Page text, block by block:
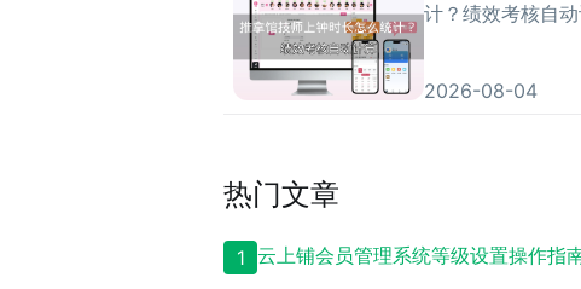
计？绩效考核自
2026-08-04
热门文章
1 云上铺会员管理系统等级设置操作指